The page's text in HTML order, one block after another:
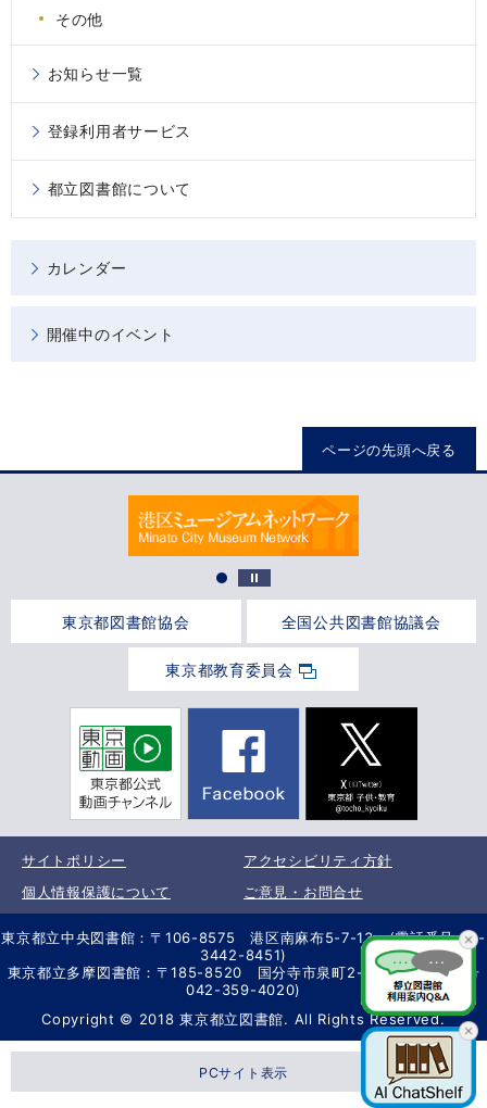
その他
お知らせ一覧
登録利用者サービス
都立図書館について
カレンダー
開催中のイベント
ページの先頭へ戻る
東京都図書館協会 全国公共図書館協議会
東京都教育委員会
サイトポリシー
アクセシビリティ方針
個人情報保護について
ご意見・お問合せ
東京都立中央図書館：〒106-8575 港区南麻布5-7-13 (電話番号 03-
3442-8451)
東京都立多摩図書館：〒185-8520 国分寺市泉町2-2-26 (電話番号
042-359-4020)
Copyright © 2018 東京都立図書館. All Rights Reserved.
PCサイト表示